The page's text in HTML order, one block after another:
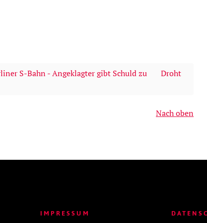
S-Bahn - Angeklagter gibt Schuld zu
Droht
Nach oben
IMPRESSUM